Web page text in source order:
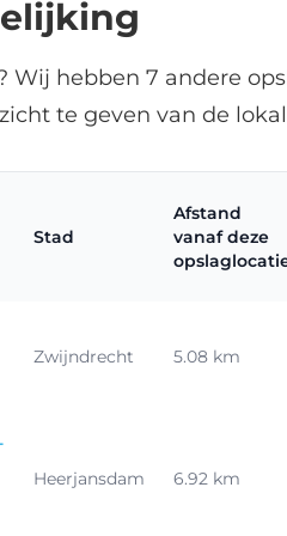
Wij hebben 7 andere
te geven van de
Stad
Afstand
vanaf deze
Zwijndrecht 5.08 km
Heerjansdam 6.92 km